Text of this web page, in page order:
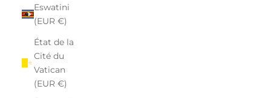
Eswatini
(EUR €)
État de la
Cité du
Vatican
(EUR €)